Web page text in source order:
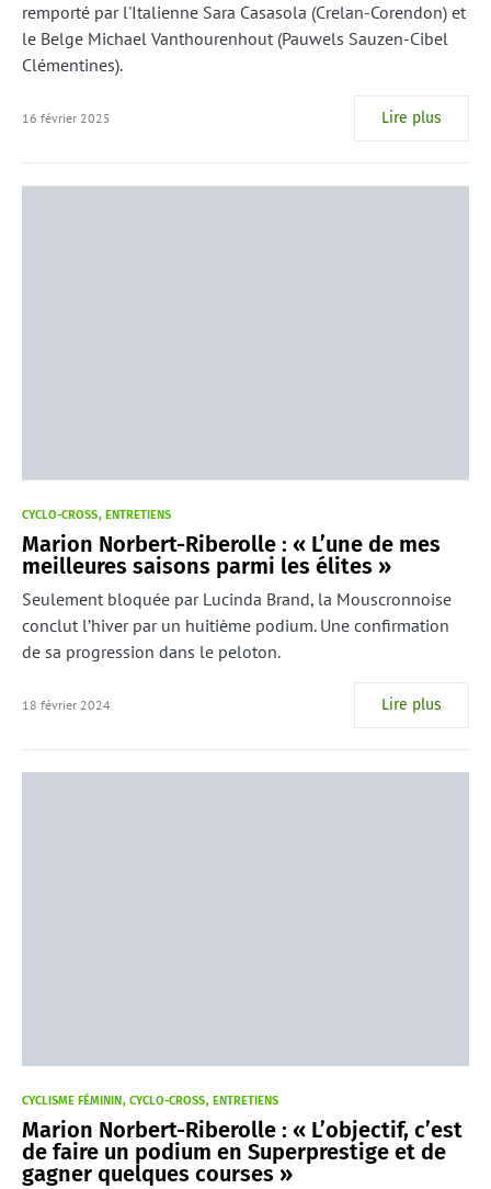
remporté par l'Italienne Sara Casasola (Crelan-Corendon) et
le Belge Michael Vanthourenhout (Pauwels Sauzen-Cibel
Clémentines).
16 février 2025 Lire plus
CYCLO-CROSS ENTRETIENS
Marion Norbert-Riberolle : « L’une de mes
meilleures saisons parmi les élites »
Seulement bloquée par Lucinda Brand, la Mouscronnoise
conclut l’hiver par un huitième podium. Une confirmation
de sa progression dans le peloton.
18 février 2024 Lire plus
CYCLISME FÉMININ CYCLO-CROSS ENTRETIENS
Marion Norbert-Riberolle : « L’objectif, c’est
de faire un podium en Superprestige et de
gagner quelques courses »